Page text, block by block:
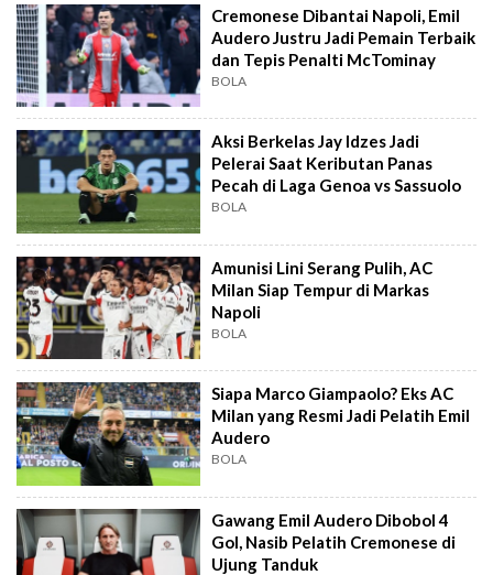
Cremonese Dibantai Napoli, Emil
Audero Justru Jadi Pemain Terbaik
dan Tepis Penalti McTominay
BOLA
Aksi Berkelas Jay Idzes Jadi
Pelerai Saat Keributan Panas
Pecah di Laga Genoa vs Sassuolo
BOLA
Amunisi Lini Serang Pulih, AC
Milan Siap Tempur di Markas
Napoli
BOLA
Siapa Marco Giampaolo? Eks AC
Milan yang Resmi Jadi Pelatih Emil
Audero
BOLA
Gawang Emil Audero Dibobol 4
Gol, Nasib Pelatih Cremonese di
Ujung Tanduk